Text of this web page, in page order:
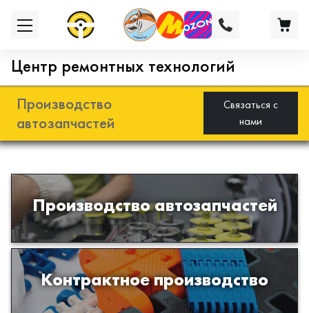
Центр ремонтных технологий
Производство
автозапчастей
Связаться с
нами
Производство автозапчастей
Разработка и производство деталей
из эластомеров для подвески
автомобиля
Контрактное производство
Производство изделий из пластиков
и полимеров по образцам либо
чертежам заказчика